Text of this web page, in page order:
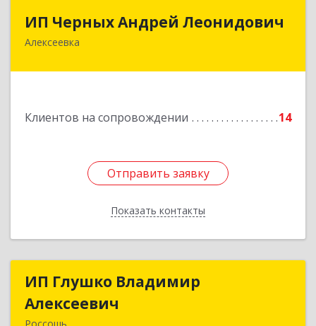
ИП Черных Андрей Леонидович
Алексеевка
Клиентов на сопровождении 14
Отправить заявку
Показать контакты
ИП Черных Андрей Леонидович
309850, Белгородская обл, Алексеевский р-н,
Отправить заявку
Назад
ИП Глушко Владимир
Алексеевич
ИП Глушко Владимир